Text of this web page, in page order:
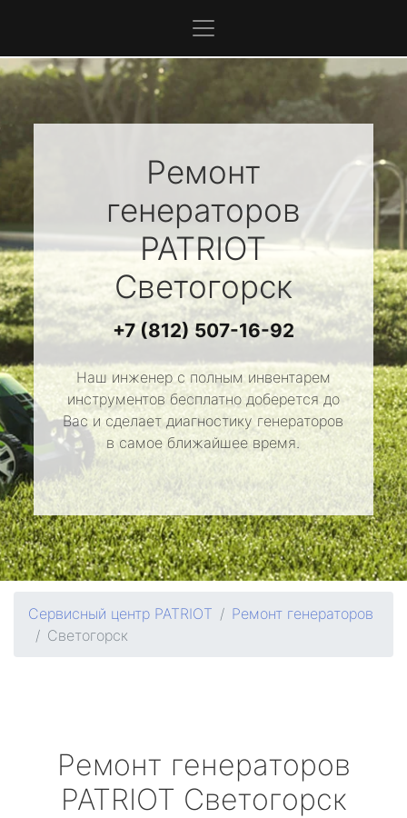
Ремонт
генераторов
PATRIOT
Светогорск
+7 (812) 507-16-92
Наш инженер с полным инвентарем
инструментов бесплатно доберется до
Вас и сделает диагностику генераторов
в самое ближайшее время.
Сервисный центр PATRIOT
Ремонт генераторов
Светогорск
Ремонт генераторов
PATRIOT Светогорск